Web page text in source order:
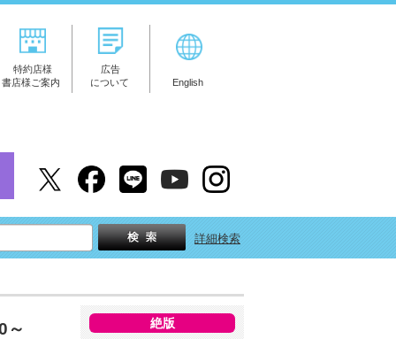
特約店様
書店様ご案内
広告
について
English
詳細検索
～ 絶版